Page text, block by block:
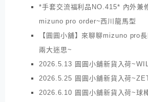
*手套交流福利品NO.415* 內外兼
mizuno pro order~西川龍馬型
【圓圓小舖】來聊聊mizuno pro
兩大迷思~
2026.5.13 圓圓小舖新貨入荷
2026.5.25 圓圓小舖新貨入荷
2026.6.10 圓圓小舖新貨入荷~球